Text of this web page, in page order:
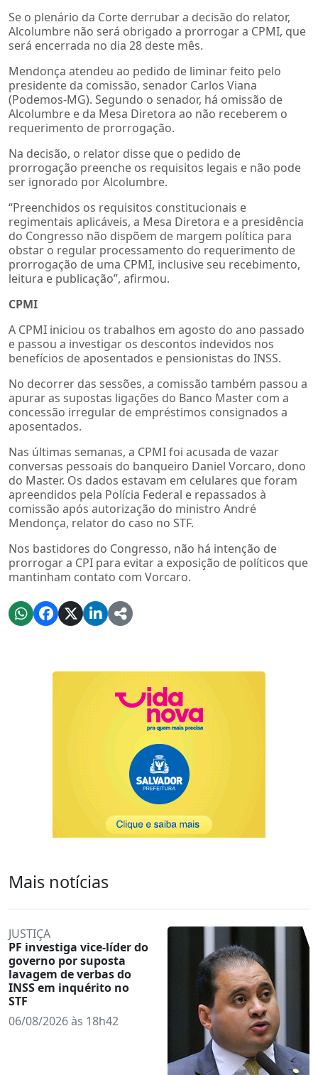
Se o plenário da Corte derrubar a decisão do relator,
Alcolumbre não será obrigado a prorrogar a CPMI, que
será encerrada no dia 28 deste mês.
Mendonça atendeu ao pedido de liminar feito pelo
presidente da comissão, senador Carlos Viana
(Podemos-MG). Segundo o senador, há omissão de
Alcolumbre e da Mesa Diretora ao não receberem o
requerimento de prorrogação.
Na decisão, o relator disse que o pedido de
prorrogação preenche os requisitos legais e não pode
ser ignorado por Alcolumbre.
“Preenchidos os requisitos constitucionais e
regimentais aplicáveis, a Mesa Diretora e a presidência
do Congresso não dispõem de margem política para
obstar o regular processamento do requerimento de
prorrogação de uma CPMI, inclusive seu recebimento,
leitura e publicação”, afirmou.
CPMI
A CPMI iniciou os trabalhos em agosto do ano passado
e passou a investigar os descontos indevidos nos
benefícios de aposentados e pensionistas do INSS.
No decorrer das sessões, a comissão também passou a
apurar as supostas ligações do Banco Master com a
concessão irregular de empréstimos consignados a
aposentados.
Nas últimas semanas, a CPMI foi acusada de vazar
conversas pessoais do banqueiro Daniel Vorcaro, dono
do Master. Os dados estavam em celulares que foram
apreendidos pela Polícia Federal e repassados à
comissão após autorização do ministro André
Mendonça, relator do caso no STF.
Nos bastidores do Congresso, não há intenção de
prorrogar a CPI para evitar a exposição de políticos que
mantinham contato com Vorcaro.
Mais notícias
JUSTIÇA
PF investiga vice-líder do
governo por suposta
lavagem de verbas do
INSS em inquérito no
STF
06/08/2026 às 18h42